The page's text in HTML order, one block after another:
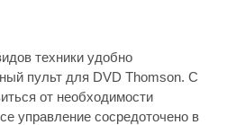
техники удобно
пульт для DVD Thomson. С
от необходимости
управление сосредоточено в